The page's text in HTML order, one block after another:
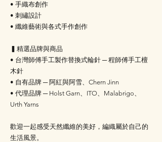
• 手織布創作
• 刺繡設計
• 纖維藝術與各式手作創作
▍精選品牌與商品
• 台灣師傅手工製作替換式輪針 ─ 程師傅手工檀
木針
• 自有品牌 ─ 阿紅與阿雪、Chern Jinn
• 代理品牌 ─ Holst Garn、ITO、Malabrigo、
Urth Yarns
歡迎一起感受天然纖維的美好，編織屬於自己的
生活風景。